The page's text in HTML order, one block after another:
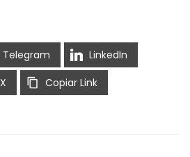
Telegram
LinkedIn
X Copiar Link